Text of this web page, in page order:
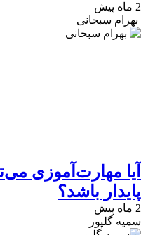
2 ماه پیش
بهرام سبحانی
آیا مهارت‌آموزی
پایدار باشد؟
2 ماه پیش
سمیه گلپور